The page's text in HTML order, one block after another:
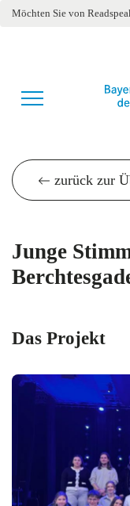
Möchten Sie von
zurück zur
Junge
Das Projekt